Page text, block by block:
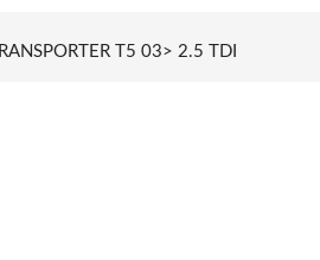
T5 03> 2.5 TDI